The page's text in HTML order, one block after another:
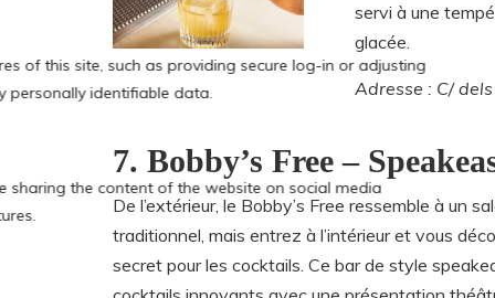
servi à une
glacée.
Adresse : C/
7. Bobby’s Free –
De l’extérieur, le Bobby’s Free ressemble à un
traditionnel, mais entrez à l’intérieur et vous
secret pour les cocktails. Ce bar de style